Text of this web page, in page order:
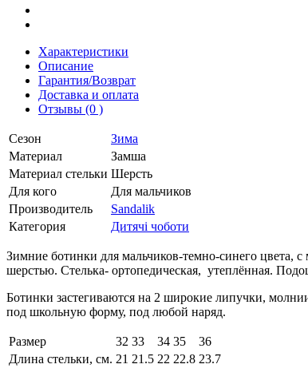
Характеристики
Описание
Гарантия/Возврат
Доставка и оплата
Отзывы (0 )
Сезон
Зима
Материал
Замша
Материал стельки Шерсть
Для кого
Для мальчиков
Производитель
Sandalik
Категория
Дитячі чоботи
Зимние ботинки для мальчиков-темно-синего
шерстью. Стелька- ортопедическая, утеплённая.
Ботинки застегиваются на 2 широкие липучки,
под школьную форму, под любой наряд.
Размер 32 33 34 35
36
Длина стельки, см. 21 21.5 22 22.8 23.7